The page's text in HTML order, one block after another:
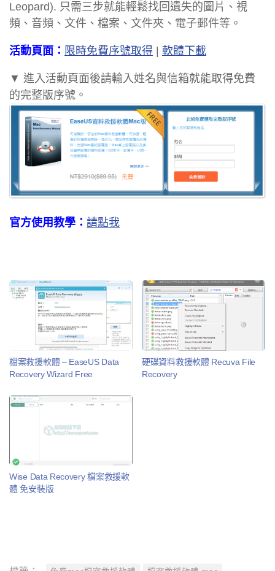
Leopard). 只需三步就能輕鬆找回遺失的圖片、視
頻、音頻、文件、檔案、文件夾、電子郵件等。
活動頁面： 限時免費序號取得 軟體下載
▼ 進入活動頁面後請輸入姓名與信箱就能取得免費
的完整版序號。
官方使用教學： 請點我
檔案救援軟體 – EaseUS Data
Recovery Wizard Free
硬碟資料救援軟體 Recuva File
Recovery
Wise Data Recovery 檔案救援軟
體 免安裝版